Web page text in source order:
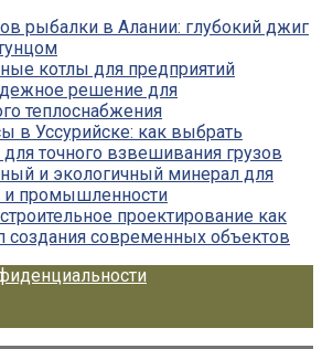
рыбалки в Алании: глубокий джиг
котлы для предприятий
решение для
теплоснабжения
в Уссурийске: как выбрать
точного взвешивания грузов
и экологичный минерал для
и промышленности
проектирование как
создания современных объектов